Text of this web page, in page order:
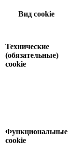
Вид cookie
Технические
(обязательные)
cookie
Функциональные
cookie